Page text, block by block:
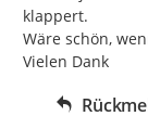
klappert.
Wäre schön,
Vielen Dank